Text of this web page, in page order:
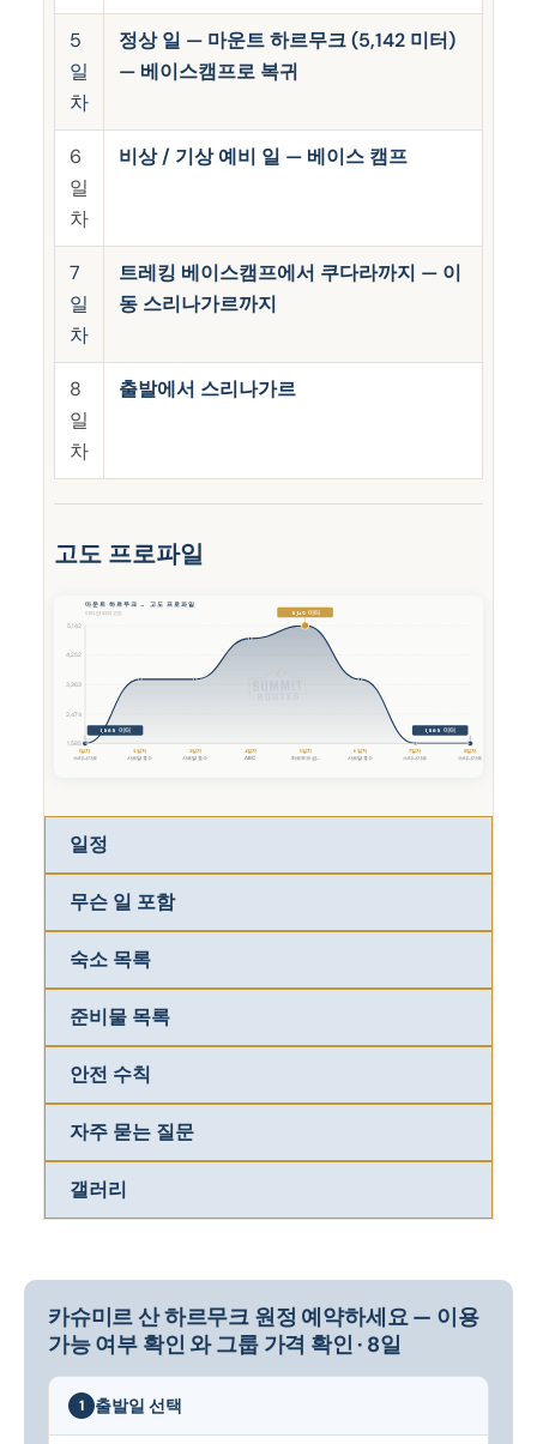
5
일
차
정상 일 — 마운트 하르무크 (5,142 미터)
— 베이스캠프로 복귀
6
일
차
비상 / 기상 예비 일 — 베이스 캠프
7
일
차
트레킹 베이스캠프에서 쿠다라까지 — 이
동 스리나가르까지
8
일
차
출발에서 스리나가르
고도 프로파일
마운트 하르무크 — 고도 프로파일
미터 단위의 고도
1,585
2,474
3,363
4,252
5,142
1,585 미터
5,142 미터
1,585 미터
1일차
스리나가르
2일차
사르발 호수
3일차
사르발 호수
4일차
ABC
5일차
하르무크 섬...
6일차
사르발 호수
7일차
스리나가르
8일차
스리나가르
일정
무슨 일 포함
숙소 목록
준비물 목록
안전 수칙
자주 묻는 질문
갤러리
카슈미르 산 하르무크 원정 예약하세요 — 이용
가능 여부 확인 와 그룹 가격 확인 · 8일
1 출발일 선택